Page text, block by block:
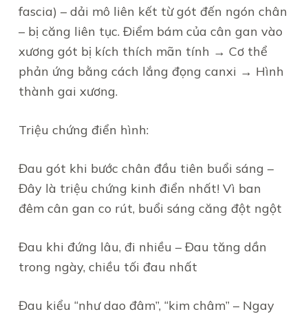
fascia) – dải mô liên kết từ gót đến ngón chân
– bị căng liên tục. Điểm bám của cân gan vào
xương gót bị kích thích mãn tính → Cơ thể
phản ứng bằng cách lắng đọng canxi → Hình
thành gai xương.
Triệu chứng điển hình:
Đau gót khi bước chân đầu tiên buổi sáng –
Đây là triệu chứng kinh điển nhất! Vì ban
đêm cân gan co rút, buổi sáng căng đột ngột
Đau khi đứng lâu, đi nhiều – Đau tăng dần
trong ngày, chiều tối đau nhất
Đau kiểu “như dao đâm”, “kim châm” – Ngay